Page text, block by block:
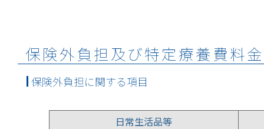
保険外負担及び特定療養費料
保険外負担に関する項目
日常生活品等